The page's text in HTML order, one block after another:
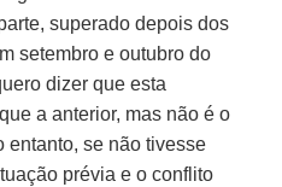
superado depois dos
setembro e outubro do
dizer que esta
a anterior, mas não é o
entanto, se não tivesse
prévia e o conflito